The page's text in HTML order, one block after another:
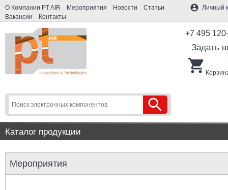
account_circle Личный
О Компании PT AIR Мероприятия Новости
Статьи
Вакансии
Контакты
+7 495
Задать
shopping_cart
search
Каталог продукции
Мероприятия